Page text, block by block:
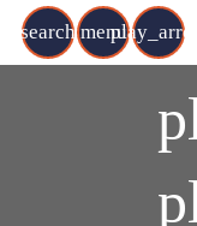
search menu